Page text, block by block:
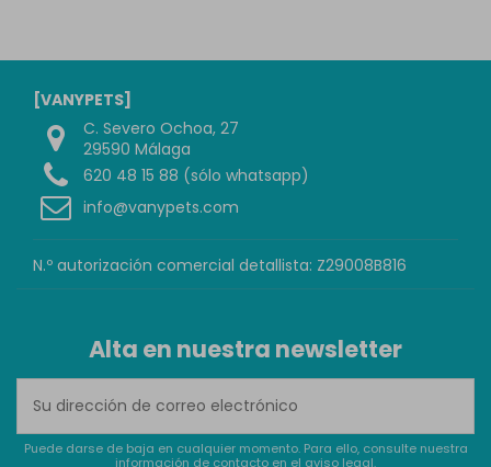
[VANYPETS]
C. Severo Ochoa, 27
29590 Málaga
620 48 15 88 (sólo whatsapp)
info@vanypets.com
N.º autorización comercial detallista: Z29008B816
Alta en nuestra newsletter
Puede darse de baja en cualquier momento. Para ello, consulte nuestra
información de contacto en el aviso legal.